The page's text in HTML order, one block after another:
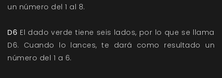
un número del 1 al 8.
D6 El dado verde tiene seis lados, por lo que se llama
D6. Cuando lo lances, te dará como resultado un
número del 1 a 6.